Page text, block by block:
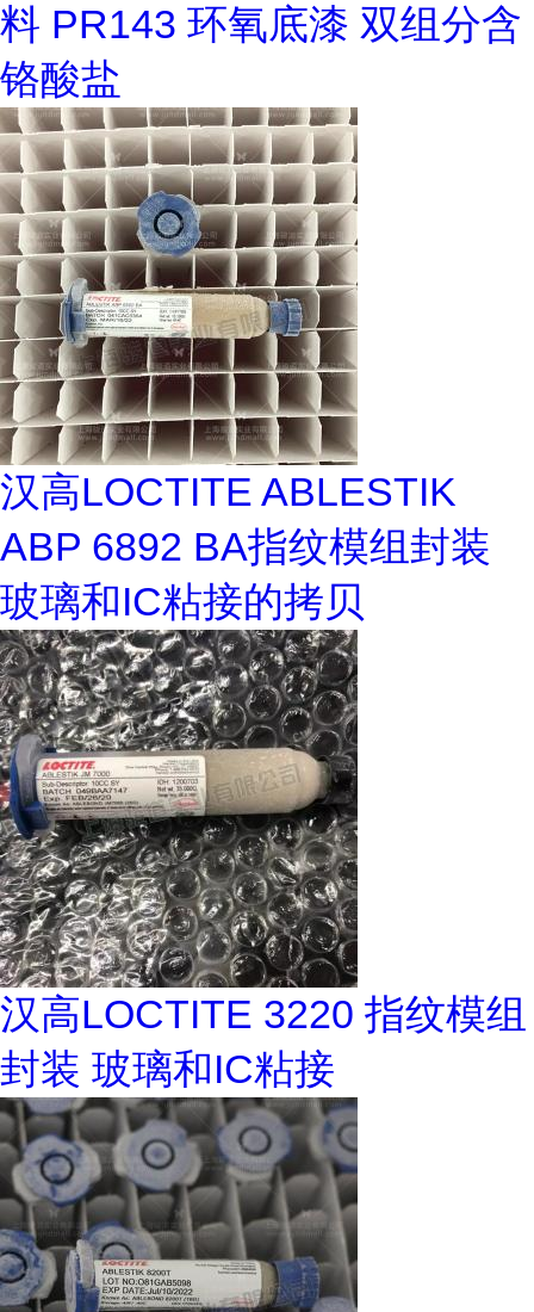
料 PR143 环氧底漆 双组分含
铬酸盐
汉高LOCTITE ABLESTIK
ABP 6892 BA指纹模组封装
玻璃和IC粘接的拷贝
汉高LOCTITE 3220 指纹模组
封装 玻璃和IC粘接